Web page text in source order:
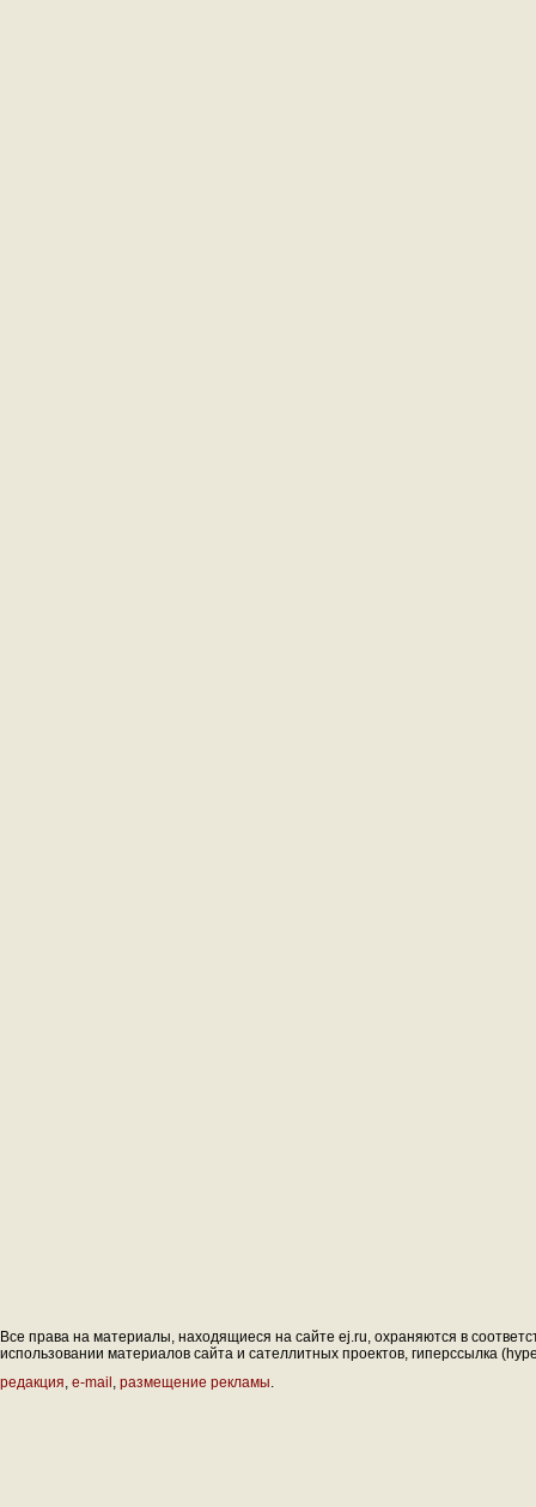
Все права на материалы, находящиеся на сайте ej.ru, охраняются в
использовании материалов сайта и сателлитных проектов, гиперссылка
редакция, e-mail , размещение рекламы.